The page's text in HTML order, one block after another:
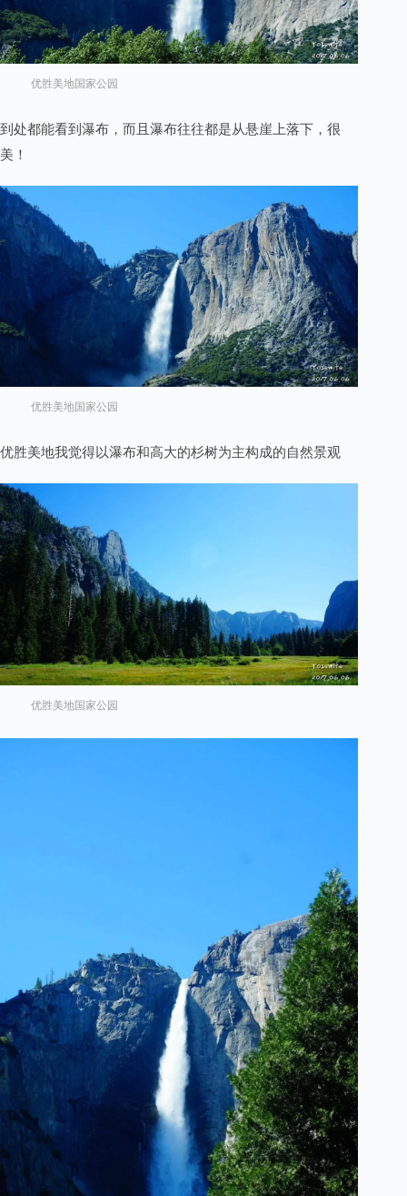
优胜美地国家公园
到处都能看到瀑布，而且瀑布往往都是从悬崖上落下，很
美！
优胜美地国家公园
优胜美地我觉得以瀑布和高大的杉树为主构成的自然景观
优胜美地国家公园